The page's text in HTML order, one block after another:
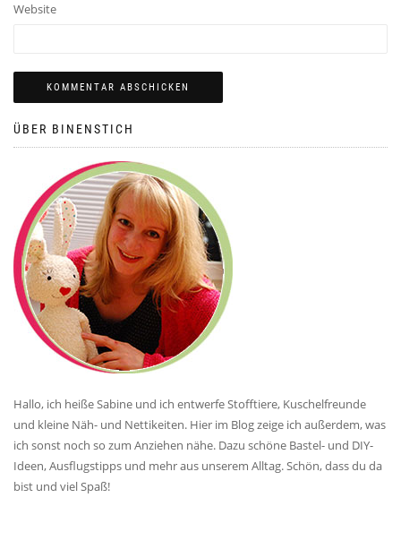
Website
ÜBER BINENSTICH
Hallo, ich heiße Sabine und ich entwerfe Stofftiere, Kuschelfreunde
und kleine Näh- und Nettikeiten. Hier im Blog zeige ich außerdem, was
ich sonst noch so zum Anziehen nähe. Dazu schöne Bastel- und DIY-
Ideen, Ausflugstipps und mehr aus unserem Alltag. Schön, dass du da
bist und viel Spaß!